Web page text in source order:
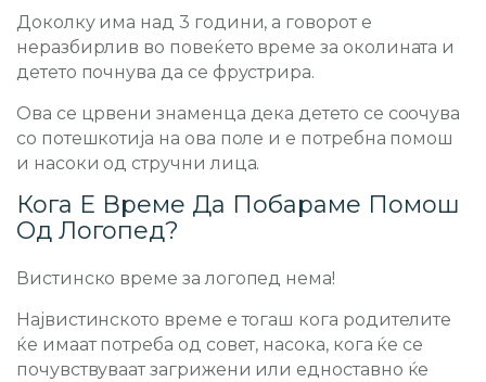
Доколку има над 3 години, а говорот е
неразбирлив во повеќето време за околината и
детето почнува да се фрустрира.
Ова се црвени знаменца дека детето се соочува
со потешкотија на ова поле и е потребна помош
и насоки од стручни лица.
Кога Е Време Да Побараме Помош
Од Логопед?
Вистинско време за логопед нема!
Највистинското време е тогаш кога родителите
ќе имаат потреба од совет, насока, кога ќе се
почувствуваат загрижени или едноставно ќе